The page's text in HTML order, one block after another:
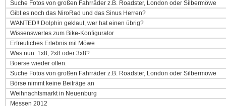
Suche Fotos von großen Fahrräder z.B. Roadster, London oder Silbermöwe
Gibt es noch das NiroRad und das Sinus Herren?
WANTED!! Dolphin geklaut, wer hat einen übrig?
Wissenswertes zum Bike-Konfigurator
Erfreuliches Erlebnis mit Möwe
Was nun: 1x8, 2x8 oder 3x8?
Boerse wieder offen.
Suche Fotos von großen Fahrräder z.B. Roadster, London oder Silbermöwe
Börse nimmt keine Beiträge an
Weihnachtsmarkt in Neuenburg
Messen 2012